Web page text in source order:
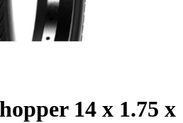
14 x 1.75 x